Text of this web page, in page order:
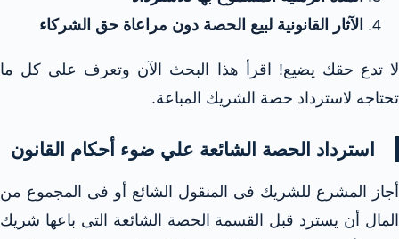
الآثار القانونية لبيع الحصة دون مراعاة حق الشركاء
لا تدع حقك يضيع! اقرأ هذا البحث الآن وتعرف على كل ما
تحتاجه لاسترداد حصة الشريك المباعة.
استرداد الحصة الشائعة علي ضوء أحكام القانون
أجاز المشرع للشريك فى المنقول الشائع أو فى المجموع من
المال أن يسترد قبل القسمة الحصة الشائعة التى باعها شريك